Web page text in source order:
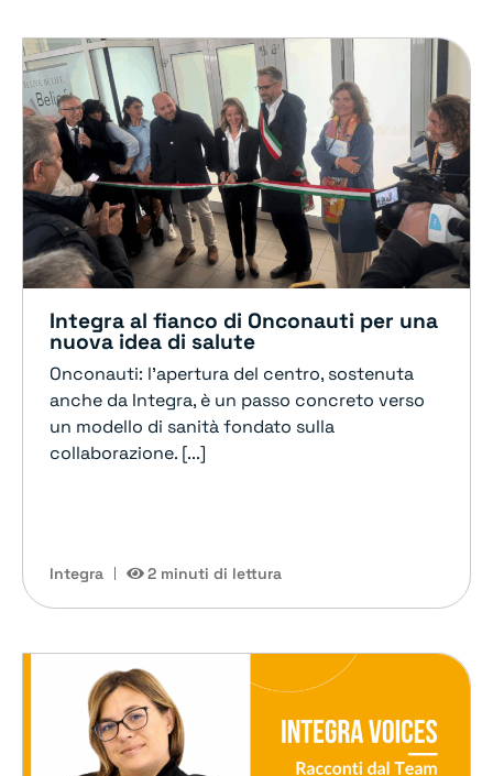
Integra al fianco di Onconauti per una
nuova idea di salute
Onconauti: l’apertura del centro, sostenuta
anche da Integra, è un passo concreto verso
un modello di sanità fondato sulla
collaborazione. [...]
Integra 2 minuti di lettura